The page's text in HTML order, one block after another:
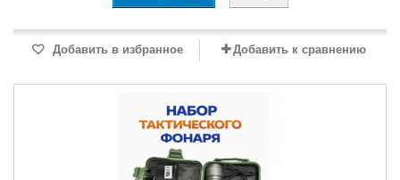
Добавить в избранное Добавить к сравнению